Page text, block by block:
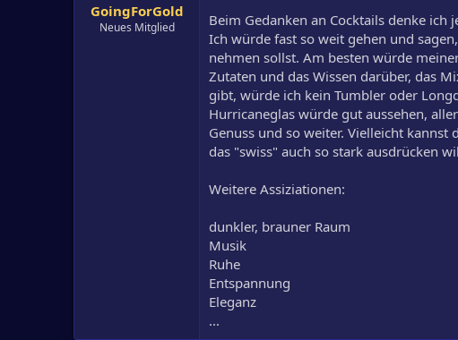
GoingForGold
Neues Mitglied
Beim Gedanken an Cocktails denke ich
Ich würde fast so weit gehen und
nehmen sollst. Am besten würde
Zutaten und das Wissen darüber, das
gibt, würde ich kein Tumbler oder
Hurricaneglas würde gut aussehen,
Genuss und so weiter. Vielleicht
das "swiss" auch so stark ausdrücken
Weitere Assiziationen:
dunkler, brauner Raum
Musik
Ruhe
Entspannung
Eleganz
...